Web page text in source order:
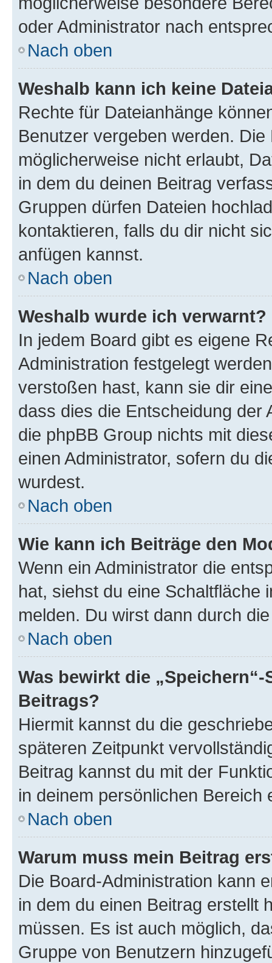
oder Administrator nach
Nach oben
Weshalb kann ich keine
Rechte für Dateianhänge
Benutzer vergeben werden.
möglicherweise nicht erlaubt,
in dem du deinen Beitrag
Gruppen dürfen Dateien
kontaktieren, falls du dir nicht
anfügen kannst.
Nach oben
Weshalb wurde ich verwarnt?
In jedem Board gibt es eigene
Administration festgelegt
verstoßen hast, kann sie dir
dass dies die Entscheidung der
die phpBB Group nichts mit
einen Administrator, sofern du
wurdest.
Nach oben
Wie kann ich Beiträge den
Wenn ein Administrator die
hat, siehst du eine Schaltfläche
melden. Du wirst dann durch
Nach oben
Was bewirkt die
Beitrags?
Hiermit kannst du die
späteren Zeitpunkt
Beitrag kannst du mit der
in deinem persönlichen Bereich
Nach oben
Warum muss mein Beitrag
Die Board-Administration kann
in dem du einen Beitrag erstellt
müssen. Es ist auch möglich,
Gruppe von Benutzern